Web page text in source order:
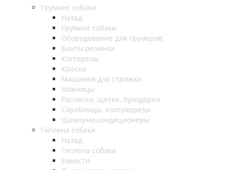
Груминг собаки
Назад
Груминг собаки
Оборудование для грумеров
Банты,резинки
Когтерезы
Краски
Машинки для стрижки
Ножницы
Расчески, щетки, пуходерки
Скребницы, колтунорезы
Шампуни,кондиционеры
Гигиена собаки
Назад
Гигиена собаки
Емкости